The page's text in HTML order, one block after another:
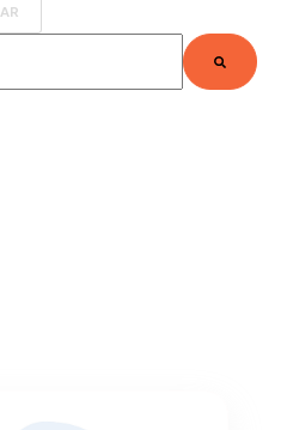
een functie voor automatische